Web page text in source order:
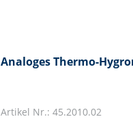
Analoges Thermo-
Artikel Nr.: 45.2010.02